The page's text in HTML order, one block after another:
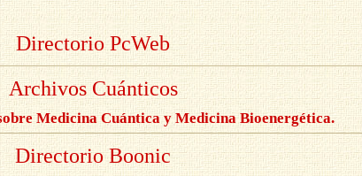
Directorio PcWeb
Archivos Cuánticos
Medicina Cuántica y Medicina Bioenergética.
Directorio Boonic